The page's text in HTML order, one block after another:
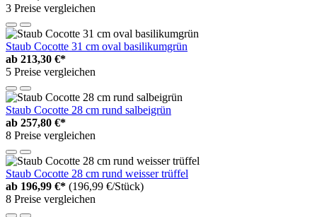
3 Preise vergleichen
Staub Cocotte 31 cm oval basilikumgrün
ab 213,30 €*
5 Preise vergleichen
Staub Cocotte 28 cm rund salbeigrün
ab 257,80 €*
8 Preise vergleichen
Staub Cocotte 28 cm rund weisser trüffel
ab 196,99 €* (196,99 €/Stück)
8 Preise vergleichen